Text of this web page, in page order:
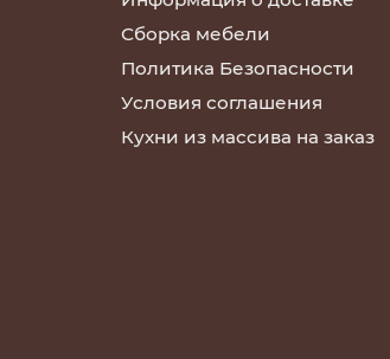
Сборка мебели
Политика Безопасности
Условия соглашения
Кухни из массива на заказ